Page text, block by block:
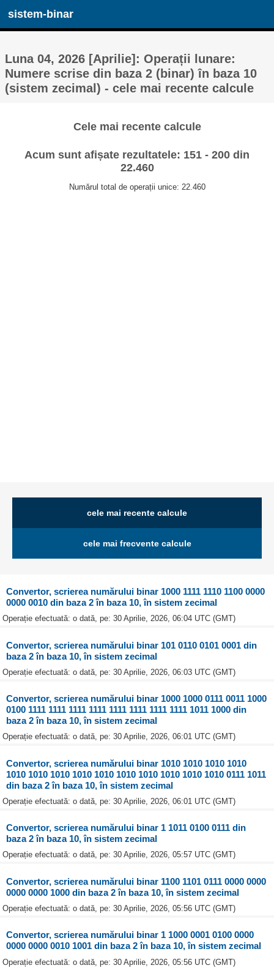
sistem-binar
Luna 04, 2026 [Aprilie]: Operații lunare:
Numere scrise din baza 2 (binar) în baza 10
(sistem zecimal) - cele mai recente calcule
Cele mai recente calcule
Acum sunt afișate rezultatele: 151 - 200 din
22.460
Numărul total de operații unice: 22.460
cele mai recente calcule
cele mai frecvente calcule
Convertor, scrierea numărului binar 1000 1111 1110 1100 0000
0000 0010 din baza 2 în baza 10, în sistem zecimal
Operație efectuată: o dată, pe: 30 Aprilie, 2026, 06:04 UTC (GMT)
Convertor, scrierea numărului binar 101 0110 0101 0001 din
baza 2 în baza 10, în sistem zecimal
Operație efectuată: o dată, pe: 30 Aprilie, 2026, 06:03 UTC (GMT)
Convertor, scrierea numărului binar 1000 1000 0111 0011 1000
0100 1111 1111 1111 1111 1111 1111 1111 1111 1011 1000 din
baza 2 în baza 10, în sistem zecimal
Operație efectuată: o dată, pe: 30 Aprilie, 2026, 06:01 UTC (GMT)
Convertor, scrierea numărului binar 1010 1010 1010 1010
1010 1010 1010 1010 1010 1010 1010 1010 1010 1010 0111 1011
din baza 2 în baza 10, în sistem zecimal
Operație efectuată: o dată, pe: 30 Aprilie, 2026, 06:01 UTC (GMT)
Convertor, scrierea numărului binar 1 1011 0100 0111 din
baza 2 în baza 10, în sistem zecimal
Operație efectuată: o dată, pe: 30 Aprilie, 2026, 05:57 UTC (GMT)
Convertor, scrierea numărului binar 1100 1101 0111 0000 0000
0000 0000 1000 din baza 2 în baza 10, în sistem zecimal
Operație efectuată: o dată, pe: 30 Aprilie, 2026, 05:56 UTC (GMT)
Convertor, scrierea numărului binar 1 1000 0001 0100 0000
0000 0000 0010 1001 din baza 2 în baza 10, în sistem zecimal
Operație efectuată: o dată, pe: 30 Aprilie, 2026, 05:56 UTC (GMT)